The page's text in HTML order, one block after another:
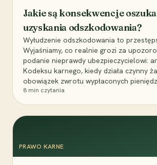
Jakie są konsekwencje
uzyskania odszkodowania?
Wyłudzenie odszkodowania to
Wyjaśniamy, co realnie grozi za
podanie nieprawdy ubezpieczycielowi:
Kodeksu karnego, kiedy działa czynny
obowiązek zwrotu wypłaconych
8 min czytania
PRAWO KARNE